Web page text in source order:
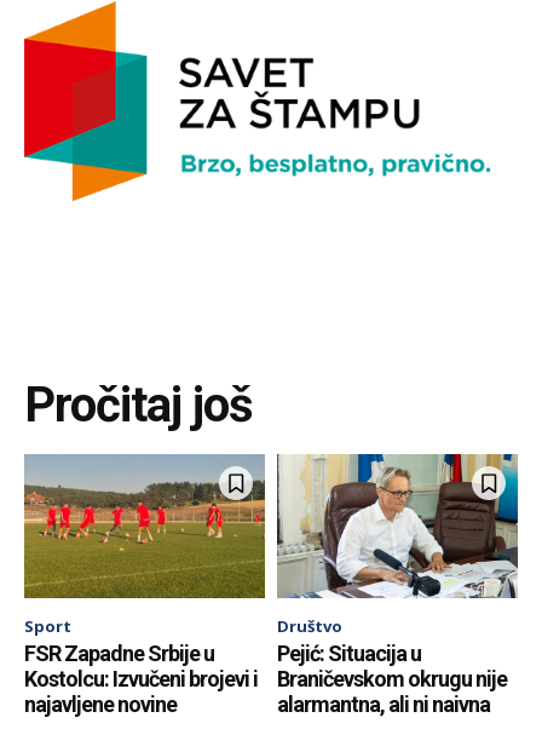
Pročitaj još
Sport
FSR Zapadne Srbije u
Kostolcu: Izvučeni brojevi i
najavljene novine
Društvo
Pejić: Situacija u
Braničevskom okrugu nije
alarmantna, ali ni naivna